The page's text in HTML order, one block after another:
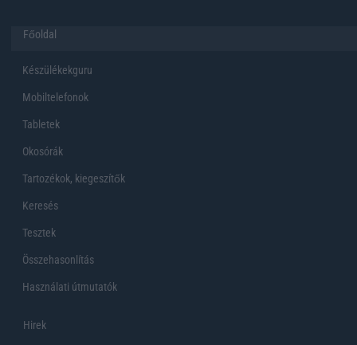
Főoldal
Készülékekguru
Mobiltelefonok
Tabletek
Okosórák
Tartozékok, kiegeszítők
Keresés
Tesztek
Összehasonlítás
Használati útmutatók
Hirek